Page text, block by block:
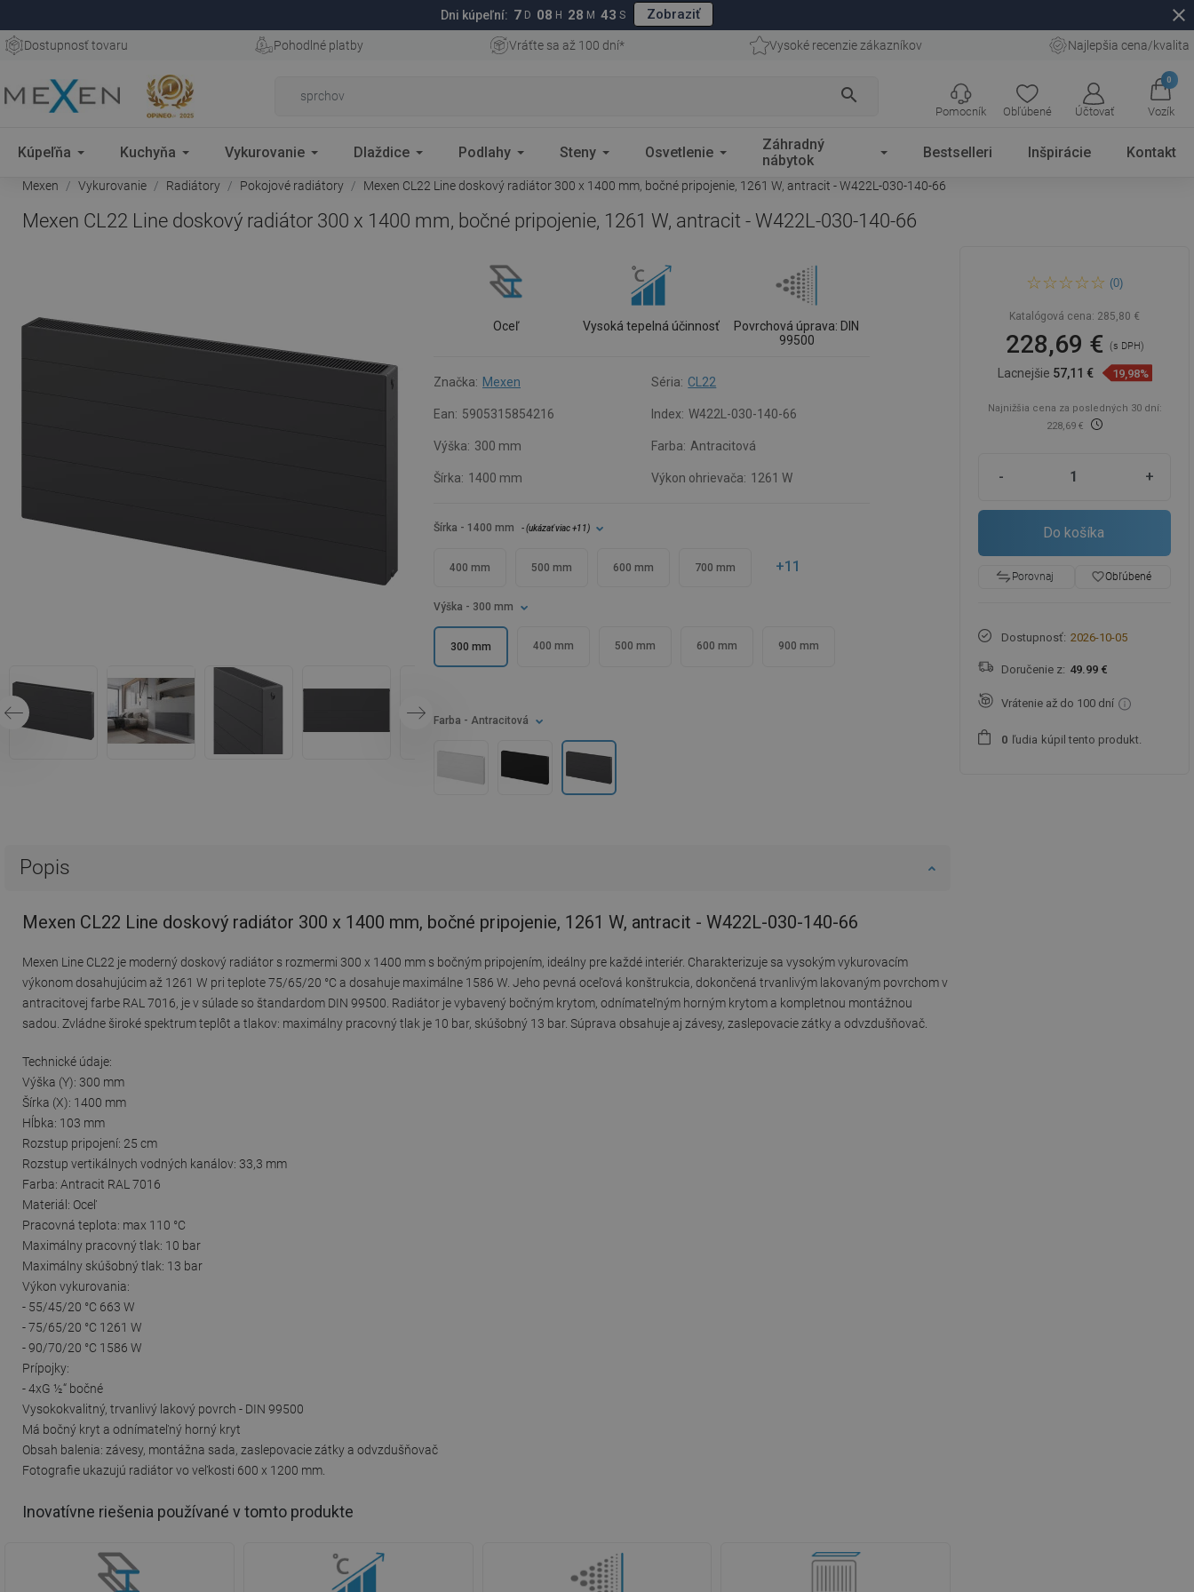
Dni kúpeľní: 7 D 08 H 28 M 42 S Zobraziť close
Dostupnosť tovaru Pohodlné platby Vráťte sa až 100 dní* Vysoké recenzie zákazníkov Najlepšia cena/kvalita
search
Obľúbené Účtovať
0
Vozík
Pomocník
Kúpeľňa Kuchyňa Vykurovanie Dlaždice Podlahy Steny Osvetlenie
Záhradný
nábytok
Bestselleri Inšpirácie Kontakt
Mexen Vykurovanie Radiátory Pokojové radiátory Mexen CL22 Line doskový radiátor 300 x 1400 mm, bočné pripojenie, 1261 W, antracit - W422L-030-140-66
Mexen CL22 Line doskový radiátor 300 x 1400 mm, bočné pripojenie, 1261 W, antracit - W422L-030-140-66
Oceľ Vysoká tepelná účinnosť
Povrchová úprava: DIN
99500
Značka: Mexen Séria: CL22
Ean: 5905315854216 Index: W422L-030-140-66
Výška: 300 mm Farba: Antracitová
Šírka: 1400 mm Výkon ohrievača: 1261 W
Šírka - 1400 mm - (ukázať viac+11)
400 mm 500 mm 600 mm 700 mm +11
Výška - 300 mm
300 mm 400 mm 500 mm 600 mm 900 mm
Farba - Antracitová
Popis
Mexen CL22 Line doskový radiátor 300 x 1400 mm, bočné pripojenie, 1261 W, antracit - W422L-030-140-66
Mexen Line CL22 je moderný doskový radiátor s rozmermi 300 x 1400 mm s bočným pripojením, ideálny pre každé interiér. Charakterizuje sa vysokým vykurovacím
výkonom dosahujúcim až 1261 W pri teplote 75/65/20 °C a dosahuje maximálne 1586 W. Jeho pevná oceľová konštrukcia, dokončená trvanlivým lakovaným povrchom v
antracitovej farbe RAL 7016, je v súlade so štandardom DIN 99500. Radiátor je vybavený bočným krytom, odnímateľným horným krytom a kompletnou montážnou
sadou. Zvládne široké spektrum teplôt a tlakov: maximálny pracovný tlak je 10 bar, skúšobný 13 bar. Súprava obsahuje aj závesy, zaslepovacie zátky a odvzdušňovač.
Technické údaje:
Výška (Y): 300 mm
Šírka (X): 1400 mm
Hĺbka: 103 mm
Rozstup pripojení: 25 cm
Rozstup vertikálnych vodných kanálov: 33,3 mm
Farba: Antracit RAL 7016
Materiál: Oceľ
Pracovná teplota: max 110 °C
Maximálny pracovný tlak: 10 bar
Maximálny skúšobný tlak: 13 bar
Výkon vykurovania:
- 55/45/20 °C 663 W
- 75/65/20 °C 1261 W
- 90/70/20 °C 1586 W
Prípojky:
- 4xG ½“ bočné
Vysokokvalitný, trvanlivý lakový povrch - DIN 99500
Má bočný kryt a odnímateľný horný kryt
Obsah balenia: závesy, montážna sada, zaslepovacie zátky a odvzdušňovač
Fotografie ukazujú radiátor vo veľkosti 600 x 1200 mm.
Inovatívne riešenia používané v tomto produkte
radiátor 300 x 1400 mm,
antracit - W422L-030-140-66
(0)
Katalógová cena: 285,80 €
228,69 € (s DPH)
Lacnejšie 57,11 € 19,98%
Najnižšia cena za posledných 30 dní:
228,69 €
- +
Do košíka
Porovnaj favorite_borderObľúbené
Dostupnosť: 2026-10-05
Doručenie z: 49.99 €
Vrátenie až do 100 dní
0 ľudia kúpil tento produkt.